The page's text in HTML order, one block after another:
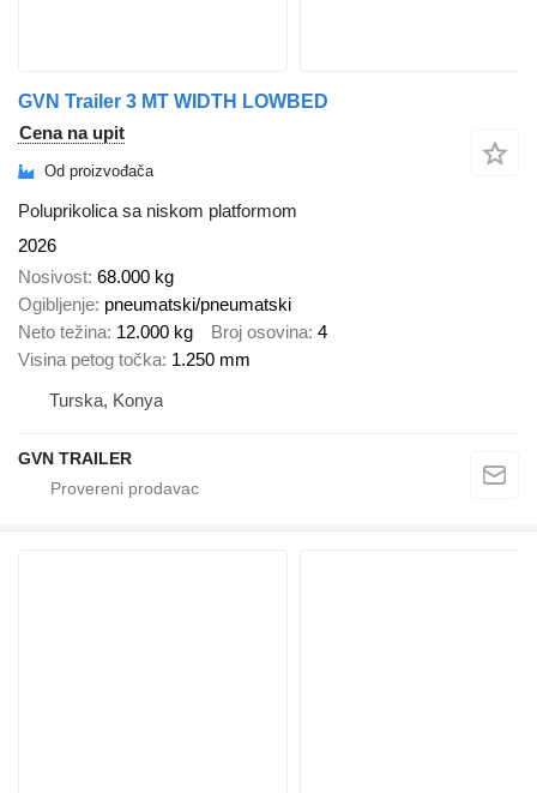
GVN Trailer 3 MT WIDTH LOWBED
Cena na upit
Od proizvođača
Poluprikolica sa niskom platformom
2026
Nosivost 68.000 kg
Ogibljenje pneumatski/pneumatski
Neto težina 12.000 kg Broj osovina 4
Visina petog točka 1.250 mm
Turska, Konya
GVN TRAILER